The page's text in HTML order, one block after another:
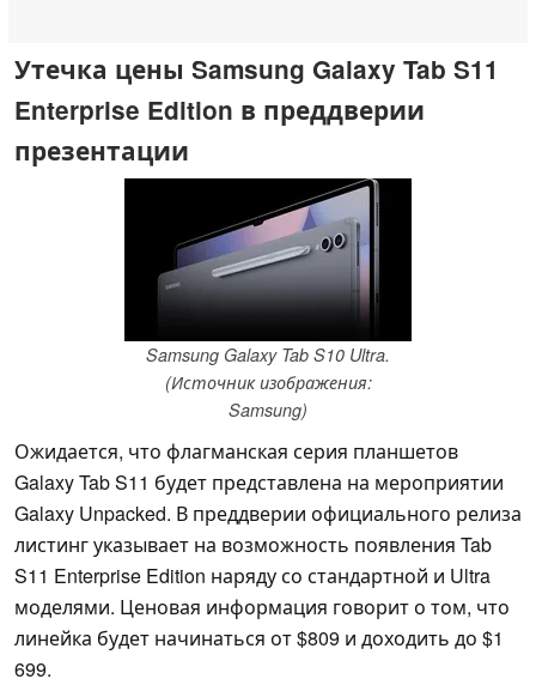
Утечка цены Samsung Galaxy Tab S11
Enterprise Edition в преддверии
презентации
Samsung Galaxy Tab S10 Ultra.
(Источник изображения:
Samsung)
Ожидается, что флагманская серия планшетов
Galaxy Tab S11 будет представлена на мероприятии
Galaxy Unpacked. В преддверии официального релиза
листинг указывает на возможность появления Tab
S11 Enterprise Edition наряду со стандартной и Ultra
моделями. Ценовая информация говорит о том, что
линейка будет начинаться от $809 и доходить до $1
699.